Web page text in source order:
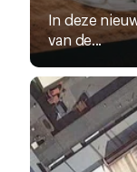
In deze
van de...